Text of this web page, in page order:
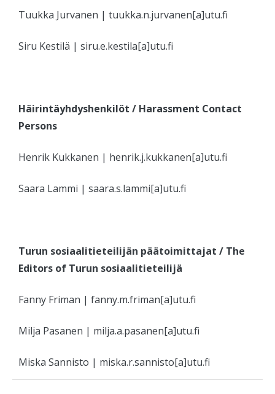
Tuukka Jurvanen | tuukka.n.jurvanen[a]utu.fi
Siru Kestilä | siru.e.kestila[a]utu.fi
Häirintäyhdyshenkilöt / Harassment Contact
Persons
Henrik Kukkanen | henrik.j.kukkanen[a]utu.fi
Saara Lammi | saara.s.lammi[a]utu.fi
Turun sosiaalitieteilijän päätoimittajat / The
Editors of Turun sosiaalitieteilijä
Fanny Friman | fanny.m.friman[a]utu.fi
Milja Pasanen | milja.a.pasanen[a]utu.fi
Miska Sannisto | miska.r.sannisto[a]utu.fi